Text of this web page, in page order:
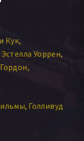
Кук
Эстелла Уоррен
Голливуд